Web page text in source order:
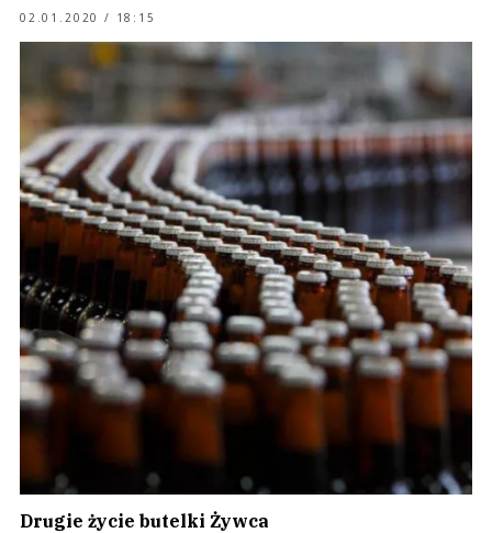
02.01.2020 / 18:15
Drugie życie butelki Żywca